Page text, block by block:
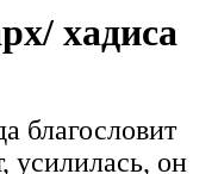
хадиса
благословит
усилилась, он